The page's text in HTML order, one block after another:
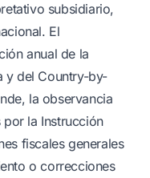
subsidiario,
El
anual de la
y del Country-by-
la observancia
la Instrucción
fiscales generales
o correcciones